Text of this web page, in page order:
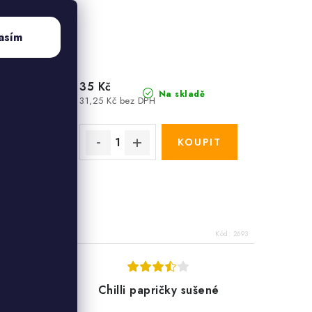
Na skladě
31,25 Kč bez DPH
35 Kč
Kód: 2693
Chilli papričky sušené